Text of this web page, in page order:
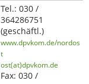
Tel.:030 /
364286751
(geschäftl.)
www.dpvkom.de/nordos
t
ost(at)dpvkom.de
Fax:030 /